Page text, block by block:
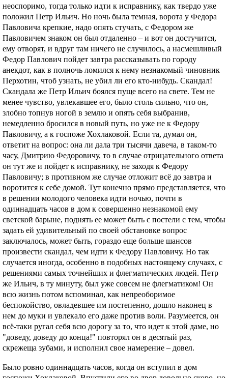
неоспоримо, тогда только идти к исправнику, как твердо уже
положил Петр Ильич. Но ночь была темная, ворота у Федора
Павловича крепкие, надо опять стучать, с Федором же
Павловичем знаком он был отдаленно – и вот он достучится,
ему отворят, и вдруг там ничего не случилось, а насмешливый
Федор Павлович пойдет завтра рассказывать по городу
анекдот, как в полночь ломился к нему незнакомый чиновник
Перхотин, чтоб узнать, не убил ли его кто-нибудь. Скандал!
Скандала же Петр Ильич боялся пуще всего на свете. Тем не
менее чувство, увлекавшее его, было столь сильно, что он,
злобно топнув ногой в землю и опять себя выбранив,
немедленно бросился в новый путь, но уже не к Федору
Павловичу, а к госпоже Хохлаковой. Если та, думал он,
ответит на вопрос: она ли дала три тысячи давеча, в таком-то
часу, Дмитрию Федоровичу, то в случае отрицательного ответа
он тут же и пойдет к исправнику, не заходя к Федору
Павловичу; в противном же случае отложит всё до завтра и
воротится к себе домой. Тут конечно прямо представляется, что
в решении молодого человека идти ночью, почти в
одиннадцать часов в дом к совершенно незнакомой ему
светской барыне, поднять ее может быть с постели с тем, чтобы
задать ей удивительный по своей обстановке вопрос
заключалось, может быть, гораздо еще больше шансов
произвести скандал, чем идти к Федору Павловичу. Но так
случается иногда, особенно в подобных настоящему случаях, с
решениями самых точнейших и флегматических людей. Петр
же Ильич, в ту минуту, был уже совсем не флегматиком! Он
всю жизнь потом вспоминал, как непреоборимое
беспокойство, овладевшее им постепенно, дошло наконец в
нем до муки и увлекало его даже против воли. Разумеется, он
всё-таки ругал себя всю дорогу за то, что идет к этой даме, но
"доведу, доведу до конца!" повторял он в десятый раз,
скрежеща зубами, и исполнил свое намерение – довел.
Было ровно одиннадцать часов, когда он вступил в дом